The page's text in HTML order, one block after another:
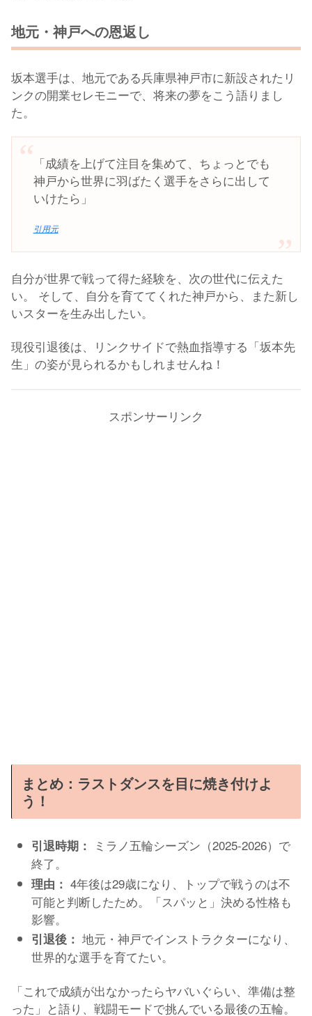
地元・神戸への恩返し
坂本選手は、地元である兵庫県神戸市に新設されたリ
ンクの開業セレモニーで、将来の夢をこう語りまし
た。
「成績を上げて注目を集めて、ちょっとでも
神戸から世界に羽ばたく選手をさらに出して
いけたら」
引用元
自分が世界で戦って得た経験を、次の世代に伝えた
い。 そして、自分を育ててくれた神戸から、また新し
いスターを生み出したい。
現役引退後は、リンクサイドで熱血指導する「坂本先
生」の姿が見られるかもしれませんね！
スポンサーリンク
まとめ：ラストダンスを目に焼き付けよ
う！
引退時期：
ミラノ五輪シーズン（2025-2026）で
終了。
理由： 4年後は29歳になり、トップで戦うのは不
可能と判断したため。「スパッと」決める性格も
影響。
引退後： 地元・神戸でインストラクターになり、
世界的な選手を育てたい。
「これで成績が出なかったらヤバいぐらい、準備は整
った」と語り、戦闘モードで挑んでいる最後の五輪。